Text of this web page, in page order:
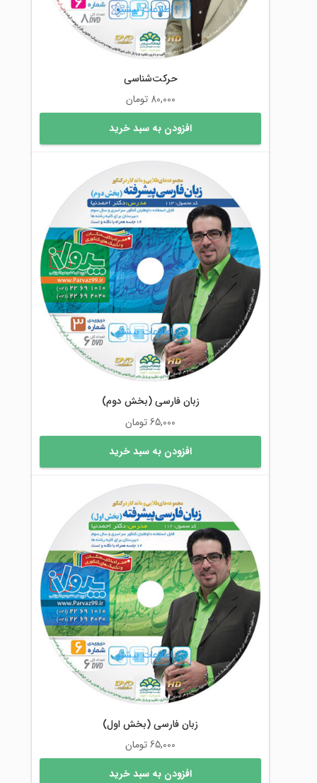
اطلاعات بیشتر
حرکت‌شناسی
80,000 تومان
افزودن به سبد خرید
اطلاعات بیشتر
زبان فارسی (بخش دوم)
65,000تومان
افزودن به سبد خرید
اطلاعات بیشتر
زبان فارسی (بخش اول)
65,000تومان
افزودن به سبد خرید